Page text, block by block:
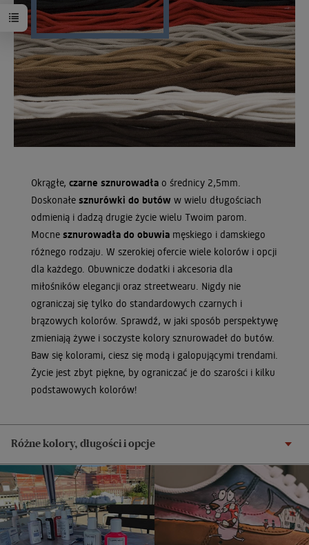
Okrągłe, czarne sznurowadła o średnicy 2,5mm.
Doskonałe sznurówki do butów w wielu długościach
odmienią i dadzą drugie życie wielu Twoim parom.
Mocne sznurowadła do obuwia męskiego i damskiego
różnego rodzaju. W szerokiej ofercie wiele kolorów i opcji
dla każdego. Obuwnicze dodatki i akcesoria dla
miłośników elegancji oraz streetwearu. Nigdy nie
ograniczaj się tylko do standardowych czarnych i
brązowych kolorów. Sprawdź, w jaki sposób perspektywę
zmieniają żywe i soczyste kolory sznurowadeł do butów.
Baw się kolorami, ciesz się modą i galopującymi trendami.
Życie jest zbyt piękne, by ograniczać je do szarości i kilku
podstawowych kolorów!
Różne kolory, długości i opcje